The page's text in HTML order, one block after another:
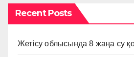
Recent Posts
Жетісу облысында 8 жаңа су